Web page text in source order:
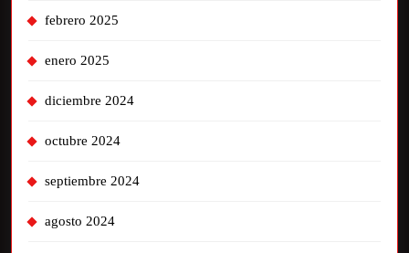
febrero 2025
enero 2025
diciembre 2024
octubre 2024
septiembre 2024
agosto 2024